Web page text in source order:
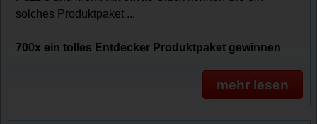
solches Produktpaket ...
700x ein tolles Entdecker Produktpaket gewinnen
mehr lesen